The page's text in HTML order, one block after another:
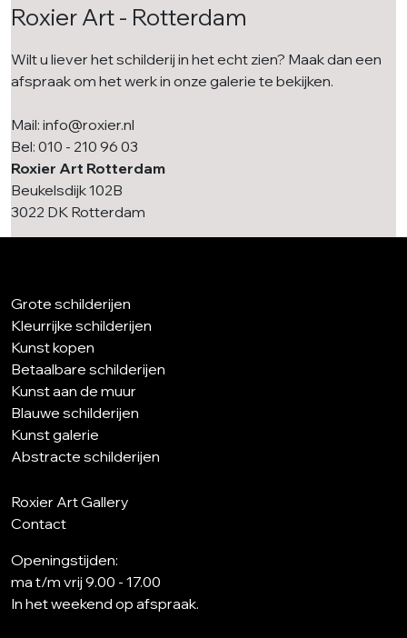
Roxier Art - Rotterdam
Wilt u liever het schilderij in het echt zien? Maak dan een
afspraak om het werk in onze galerie te bekijken.
Mail: info@roxier.nl
Bel: 010 - 210 96 03
Roxier Art Rotterdam
Beukelsdijk 102B
3022 DK Rotterdam
Grote schilderijen
Kleurrijke schilderijen
Kunst kopen
Betaalbare schilderijen
Kunst aan de muur
Blauwe schilderijen
Kunst galerie
Abstracte schilderijen
Roxier Art Gallery
Contact
Openingstijden:
ma t/m vrij 9.00 - 17.00
In het weekend op afspraak.